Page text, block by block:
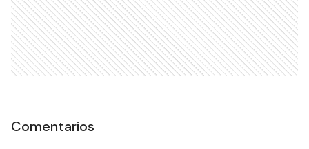
Comentarios